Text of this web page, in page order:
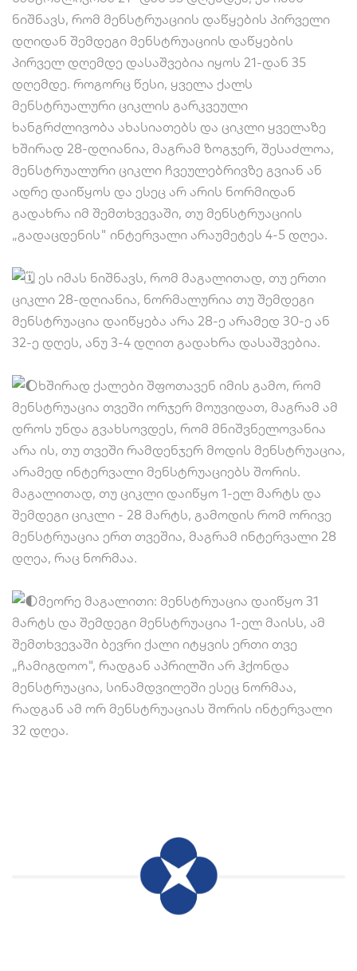
ნიშნავს, რომ მენსტრუაციის დაწყების პირველი
დღიდან შემდეგი მენსტრუაციის დაწყების
პირველ დღემდე დასაშვებია იყოს 21-დან 35
დღემდე. როგორც წესი, ყველა ქალს
მენსტრუალური ციკლის გარკვეული
ხანგრძლივობა ახასიათებს და ციკლი ყველაზე
ხშირად 28-დღიანია, მაგრამ ზოგჯერ, შესაძლოა,
მენსტრუალური ციკლი ჩვეულებრივზე გვიან ან
ადრე დაიწყოს და ესეც არ არის ნორმიდან
გადახრა იმ შემთხვევაში, თუ მენსტრუაციის
„გადაცდენის" ინტერვალი არაუმეტეს 4-5 დღეა.
ეს იმას ნიშნავს, რომ მაგალითად, თუ ერთი
ციკლი 28-დღიანია, ნორმალურია თუ შემდეგი
მენსტრუაცია დაიწყება არა 28-ე არამედ 30-ე ან
32-ე დღეს, ანუ 3-4 დღით გადახრა დასაშვებია.
ხშირად ქალები შფოთავენ იმის გამო, რომ
მენსტრუაცია თვეში ორჯერ მოუვიდათ, მაგრამ ამ
დროს უნდა გვახსოვდეს, რომ მნიშვნელოვანია
არა ის, თუ თვეში რამდენჯერ მოდის მენსტრუაცია,
არამედ ინტერვალი მენსტრუაციებს შორის.
მაგალითად, თუ ციკლი დაიწყო 1-ელ მარტს და
შემდეგი ციკლი - 28 მარტს, გამოდის რომ ორივე
მენსტრუაცია ერთ თვეშია, მაგრამ ინტერვალი 28
დღეა, რაც ნორმაა.
მეორე მაგალითი: მენსტრუაცია დაიწყო 31
მარტს და შემდეგი მენსტრუაცია 1-ელ მაისს, ამ
შემთხვევაში ბევრი ქალი იტყვის ერთი თვე
„ჩამიგდოო", რადგან აპრილში არ ჰქონდა
მენსტრუაცია, სინამდვილეში ესეც ნორმაა,
რადგან ამ ორ მენსტრუაციას შორის ინტერვალი
32 დღეა.